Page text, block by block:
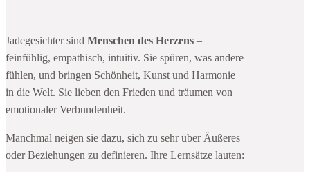
Jadegesichter sind Menschen des Herzens –
feinfühlig, empathisch, intuitiv. Sie spüren, was andere
fühlen, und bringen Schönheit, Kunst und Harmonie
in die Welt. Sie lieben den Frieden und träumen von
emotionaler Verbundenheit.
Manchmal neigen sie dazu, sich zu sehr über Äußeres
oder Beziehungen zu definieren. Ihre Lernsätze lauten: